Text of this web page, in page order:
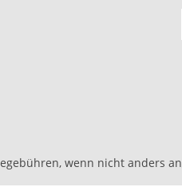
wenn nicht anders